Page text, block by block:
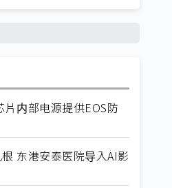
内部电源提供EOS防
东港安泰医院导入AI影